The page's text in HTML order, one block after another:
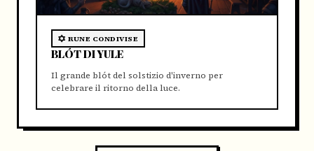
RUNE CONDIVISE
BLÓT DI YULE
Il grande blót del solstizio d'inverno per
celebrare il ritorno della luce.